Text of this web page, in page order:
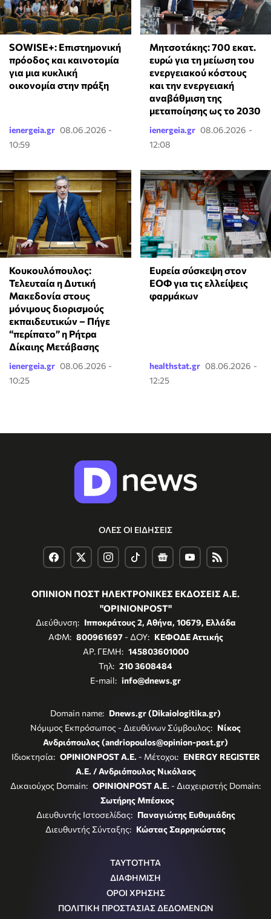
SOWISE+: Επιστημονική
πρόοδος και καινοτομία
για μια κυκλική
οικονομία στην πράξη
ienergeia.gr 08.06.2026 -
10:59
Μητσοτάκης: 700 εκατ.
ευρώ για τη μείωση του
ενεργειακού κόστους
και την ενεργειακή
αναβάθμιση της
μεταποίησης ως το 2030
ienergeia.gr 08.06.2026 -
12:08
Κουκουλόπουλος:
Τελευταία η Δυτική
Μακεδονία στους
μόνιμους διορισμούς
εκπαιδευτικών – Πήγε
“περίπατο” η Ρήτρα
Δίκαιης Μετάβασης
ienergeia.gr 08.06.2026 -
10:25
Ευρεία σύσκεψη στον
ΕΟΦ για τις ελλείψεις
φαρμάκων
healthstat.gr 08.06.2026 -
12:25
ΟΛΕΣ ΟΙ ΕΙΔΗΣΕΙΣ
ΟΠΙΝΙΟΝ ΠΟΣΤ ΗΛΕΚΤΡΟΝΙΚΕΣ ΕΚΔΟΣΕΙΣ Α.Ε.
"OPINIONPOST"
Διεύθυνση: Ιπποκράτους 2, Αθήνα, 10679, Ελλάδα
ΑΦΜ: 800961697- ΔΟΥ: ΚΕΦΟΔΕ Αττικής
ΑΡ. ΓΕΜΗ: 145803601000
Τηλ: 210 3608484
E-mail: info@dnews.gr
Domain name: Dnews.gr (Dikaiologitika.gr)
Νόμιμος Εκπρόσωπος - Διευθύνων Σύμβουλος: Νίκος
Ανδριόπουλος (andriopoulos@opinion-post.gr)
Ιδιοκτησία: OPINIONPOST A.E. - Μέτοχοι: ENERGY REGISTER
Α.Ε. / Ανδριόπουλος Νικόλαος
Δικαιούχος Domain: OPINIONPOST A.E. - Διαχειριστής Domain:
Σωτήρης Μπέσκος
Διευθυντής Ιστοσελίδας: Παναγιώτης Ευθυμιάδης
Διευθυντής Σύνταξης: Κώστας Σαρρηκώστας
ΤΑΥΤΟΤΗΤΑ
ΔΙΑΦΗΜΙΣΗ
ΟΡΟΙ ΧΡΗΣΗΣ
ΠΟΛΙΤΙΚΗ ΠΡΟΣΤΑΣΙΑΣ ΔΕΔΟΜΕΝΩΝ